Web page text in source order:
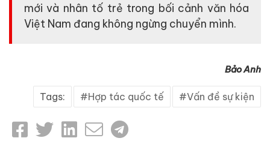
mới và nhân tố trẻ trong bối cảnh văn hóa
Việt Nam đang không ngừng chuyển mình.
Bảo Anh
Tags: Hợp tác quốc tế Vấn đề sự kiện